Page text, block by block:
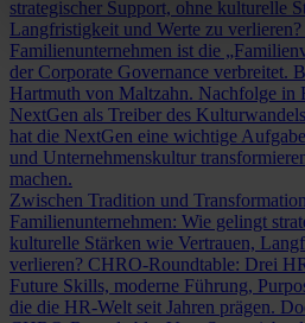
strategischer Support, ohne kulturelle
Langfristigkeit und Werte zu verlieren?
Familienunternehmen ist die
der Corporate Governance verbreitet.
Hartmuth von Maltzahn. Nachfolge in
NextGen als Treiber des Kulturwandels
hat die NextGen eine wichtige
und Unternehmenskultur
machen.
Zwischen Tradition und Transformation
Familienunternehmen: Wie gelingt
kulturelle Stärken wie Vertrauen,
verlieren? CHRO-Roundtable: Drei
Future Skills, moderne Führung,
die die HR-Welt seit Jahren prägen.